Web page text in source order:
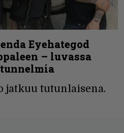
Eyehategod
– luvassa
jatkuu tutunlaisena.